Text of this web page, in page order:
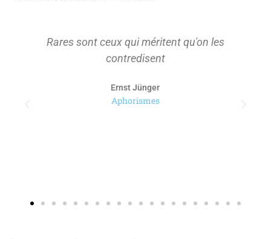
Rares sont ceux qui méritent qu'on les
contredisent
Ernst Jünger
Aphorismes